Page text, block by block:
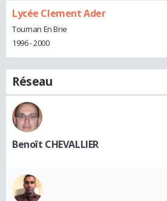
Lycée Clement Ader
Tournan En Brie
1996 - 2000
Réseau
Benoît CHEVALLIER